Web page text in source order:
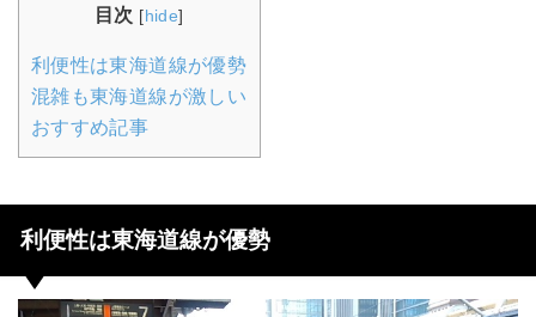
目次 [hide]
利便性は東海道線が優勢
混雑も東海道線が激しい
おすすめ記事
利便性は東海道線が優勢